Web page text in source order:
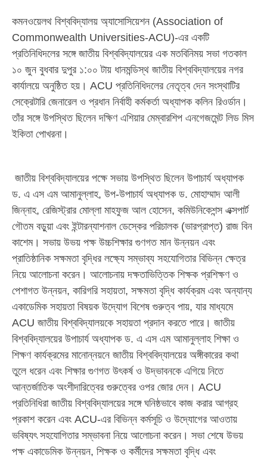
কমনওয়েলথ বিশ্ববিদ্যালয় অ্যাসোসিয়েশন (Association of
Commonwealth Universities-ACU)-এর একটি
প্রতিনিধিদলের সঙ্গে জাতীয় বিশ্ববিদ্যালয়ের এক মতবিনিময় সভা গতকাল
১০ জুন বুধবার দুপুর ১:০০ টায় ধানমন্ডিস্থ জাতীয় বিশ্ববিদ্যালয়ের নগর
কার্যালয়ে অনুষ্ঠিত হয়। ACU প্রতিনিধিদলের নেতৃত্ব দেন সংস্থাটির
সেক্রেটারি জেনারেল ও প্রধান নির্বাহী কর্মকর্তা অধ্যাপক কলিন রিওর্ডান।
তাঁর সঙ্গে উপস্থিত ছিলেন দক্ষিণ এশিয়ার মেম্বারশিপ এনগেজমেন্ট লিড মিস
ইকিতা পোখরনা।
জাতীয় বিশ্ববিদ্যালয়ের পক্ষে সভায় উপস্থিত ছিলেন উপাচার্য অধ্যাপক
ড. এ এস এম আমানুল্লাহ, উপ-উপাচার্য অধ্যাপক ড. মোহাম্মাদ আলী
জিন্নাহ, রেজিস্ট্রার মোল্লা মাহফুজ আল হোসেন, কমিউনিকেশন্স এক্সপার্ট
গৌতম বড়ুয়া এবং ইন্টারন্যাশনাল ডেস্কের পরিচালক (ভারপ্রাপ্ত) রাজ বিন
কাশেম। সভায় উভয় পক্ষ উচ্চশিক্ষার গুণগত মান উন্নয়ন এবং
প্রাতিষ্ঠানিক সক্ষমতা বৃদ্ধির লক্ষ্যে সম্ভাব্য সহযোগিতার বিভিন্ন ক্ষেত্র
নিয়ে আলোচনা করেন। আলোচনায় দক্ষতাভিত্তিক শিক্ষক প্রশিক্ষণ ও
পেশাগত উন্নয়ন, কারিগরি সহায়তা, সক্ষমতা বৃদ্ধি কার্যক্রম এবং অন্যান্য
একাডেমিক সহায়তা বিষয়ক উদ্যোগ বিশেষ গুরুত্ব পায়, যার মাধ্যমে
ACU জাতীয় বিশ্ববিদ্যালয়কে সহায়তা প্রদান করতে পারে। জাতীয়
বিশ্ববিদ্যালয়ের উপাচার্য অধ্যাপক ড. এ এস এম আমানুল্লাহ শিক্ষা ও
শিক্ষণ কার্যক্রমের মানোন্নয়নে জাতীয় বিশ্ববিদ্যালয়ের অঙ্গীকারের কথা
তুলে ধরেন এবং শিক্ষার গুণগত উৎকর্ষ ও উদ্ভাবনকে এগিয়ে নিতে
আন্তর্জাতিক অংশীদারিত্বের গুরুত্বের ওপর জোর দেন। ACU
প্রতিনিধিরা জাতীয় বিশ্ববিদ্যালয়ের সঙ্গে ঘনিষ্ঠভাবে কাজ করার আগ্রহ
প্রকাশ করেন এবং ACU-এর বিভিন্ন কর্মসূচি ও উদ্যোগের আওতায়
ভবিষ্যৎ সহযোগিতার সম্ভাবনা নিয়ে আলোচনা করেন। সভা শেষে উভয়
পক্ষ একাডেমিক উন্নয়ন, শিক্ষক ও কর্মীদের সক্ষমতা বৃদ্ধি এবং